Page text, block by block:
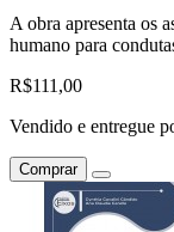
A obra apresenta os
humano para
R$111,00
Vendido e entregue
Comprar